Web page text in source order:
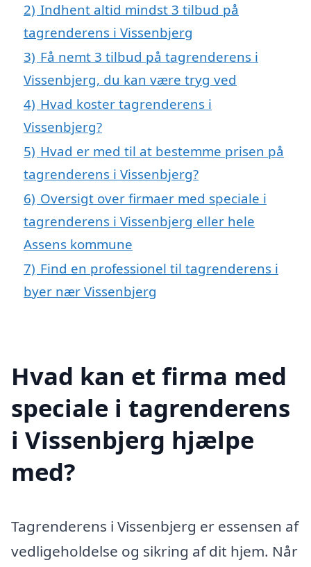
2) Indhent altid mindst 3 tilbud på
tagrenderens i Vissenbjerg
3) Få nemt 3 tilbud på tagrenderens i
Vissenbjerg, du kan være tryg ved
4) Hvad koster tagrenderens i
Vissenbjerg?
5) Hvad er med til at bestemme prisen på
tagrenderens i Vissenbjerg?
6) Oversigt over firmaer med speciale i
tagrenderens i Vissenbjerg eller hele
Assens kommune
7) Find en professionel til tagrenderens i
byer nær Vissenbjerg
Hvad kan et firma med
speciale i tagrenderens
i Vissenbjerg hjælpe
med?
Tagrenderens i Vissenbjerg er essensen af
vedligeholdelse og sikring af dit hjem. Når